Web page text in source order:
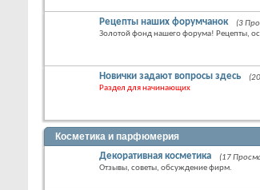
Рецепты наших форумчанок
(3
Золотой фонд нашего форума! Рецепты,
Новички задают вопросы здесь
Раздел для начинающих
Косметика и парфюмерия
Декоративная косметика
(17
Отзывы, советы, обсуждение фирм.